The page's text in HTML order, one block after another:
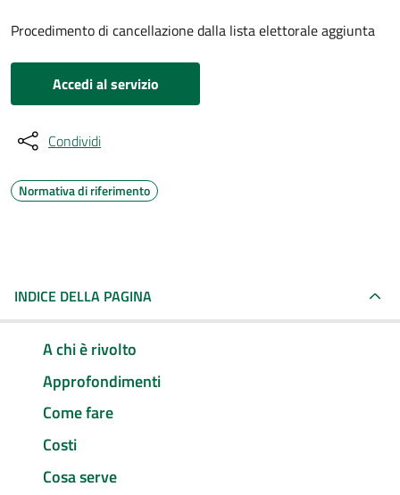
Procedimento di cancellazione dalla lista elettorale aggiunta
Accedi al servizio
Condividi
Normativa di riferimento
INDICE DELLA PAGINA
A chi è rivolto
Approfondimenti
Come fare
Costi
Cosa serve